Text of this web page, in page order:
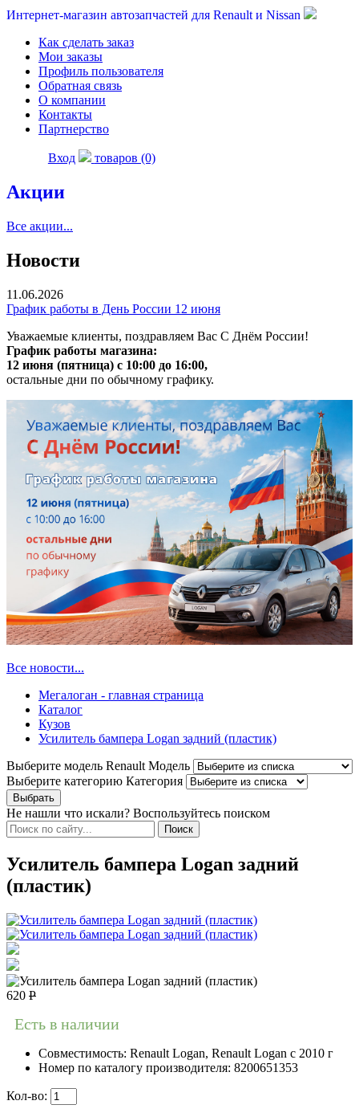
Интернет-магазин автозапчастей для Renault и Nissan
Как сделать заказ
Мои заказы
Профиль пользователя
Обратная связь
О компании
Контакты
Партнерство
Вход товаров (0)
Акции
Все акции...
Новости
11.06.2026
График работы в День России 12 июня
Уважаемые клиенты, поздравляем Вас С Днём России!
График работы магазина:
12 июня (пятница) с 10:00 до 16:00,
остальные дни по обычному графику.
Все новости...
Мегалоган - главная страница
Каталог
Кузов
Усилитель бампера Logan задний (пластик)
Выберите модель Renault Модель
Выберите категорию Категория
Не нашли что искали? Воспользуйтесь поиском
Усилитель бампера Logan задний
(пластик)
620 Р
Есть в наличии
Совместимость: Renault Logan, Renault Logan c 2010 г
Номер по каталогу производителя: 8200651353
Кол-во: